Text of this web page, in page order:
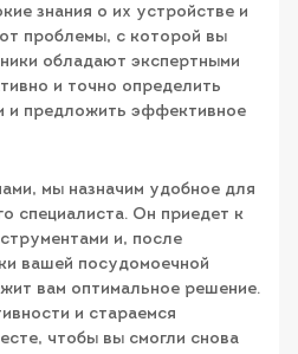
знания о их устройстве и
проблемы, с которой вы
обладают экспертными
и точно определить
и предложить эффективное
мы назначим удобное для
специалиста. Он приедет к
и, после
вашей посудомоечной
вам оптимальное решение.
и стараемся
чтобы вы смогли снова